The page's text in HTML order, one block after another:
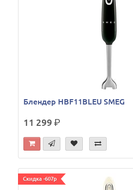
Блендер HBF11BLEU SMEG
11 299р.
Скидка -607р